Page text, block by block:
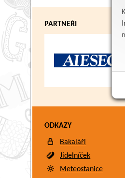
PARTNEŘI
ODKAZY
Bakaláři
Jídelníček
Meteostanice